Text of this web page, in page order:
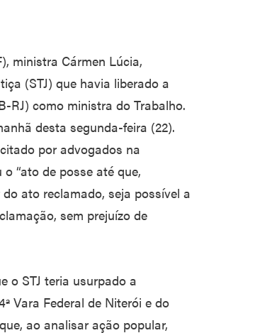
ministra Cármen Lúcia,
(STJ) que havia liberado a
RJ) como ministra do Trabalho.
desta segunda-feira (22).
por advogados na
“ato de posse até que,
ato reclamado, seja possível a
sem prejuízo de
o STJ teria usurpado a
Vara Federal de Niterói e do
ao analisar ação popular,